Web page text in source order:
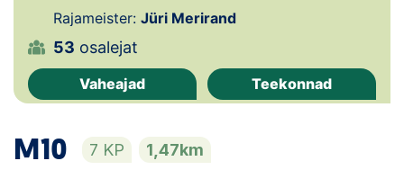
Dokumendid
Klubid
Püsirajad
Rajameister: Jüri Merirand
53 osalejat
Vaheajad Teekonnad
M10 7 KP 1,47km